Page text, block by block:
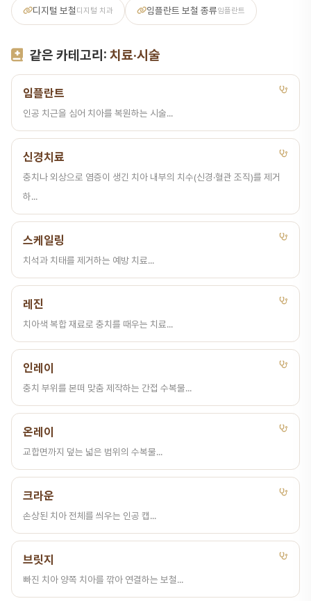
디지털 보철 디지털 치과 임플란트 보철 종류임플란트
같은 카테고리: 치료·시술
임플란트
인공 치근을 심어 치아를 복원하는 시술...
신경치료
충치나 외상으로 염증이 생긴 치아 내부의 치수(신경·혈관 조직)를 제거
하...
스케일링
치석과 치태를 제거하는 예방 치료...
레진
치아색 복합 재료로 충치를 때우는 치료...
인레이
충치 부위를 본떠 맞춤 제작하는 간접 수복물...
온레이
교합면까지 덮는 넓은 범위의 수복물...
크라운
손상된 치아 전체를 씌우는 인공 캡...
브릿지
빠진 치아 양쪽 치아를 깎아 연결하는 보철...